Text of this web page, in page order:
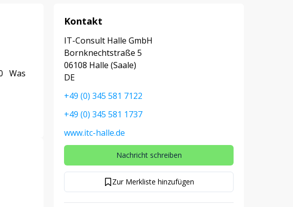
Was
Kontakt
IT-Consult Halle GmbH
Bornknechtstraße 5
06108 Halle (Saale)
DE
+49 (0) 345 581 7122
+49 (0) 345 581 1737
www.itc-halle.de
Nachricht schreiben
Zur Merkliste hinzufügen